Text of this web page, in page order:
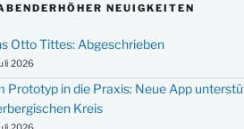
NEUIGKEITEN
Otto Tittes: Abgeschrieben
2026
Prototyp in die Praxis: Neue App
Kreis